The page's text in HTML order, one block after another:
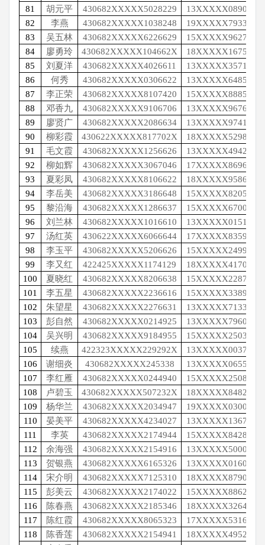
81
胡元平 430682XXXXX5028229
13XXXXX0890
82
李燕 430682XXXXX1038248
19XXXXX7933
83
吴五林 430682XXXXX6226629
15XXXXX9627
84
廖勇玲 430682XXXXX104662X
18XXXXX1675
85
刘夏洋 430682XXXXX4026611
13XXXXX3571
86
何秀 430682XXXXX0306622
13XXXXX6485
87
李正荣 430682XXXXX8107420
15XXXXX8885
88
邓香九 430682XXXXX9106706
13XXXXX9676
89
廖贤广 430682XXXXX2086634
13XXXXX9741
90
柳彩霞 430622XXXXX817702X
18XXXXX5298
91
毛文霞 430682XXXXX1256626
13XXXXX4942
92
柳如辉 430682XXXXX3067046
17XXXXX8696
93
夏彩凤 430682XXXXX8106622
18XXXXX9586
94
李岳美 430682XXXXX3186648
15XXXXX8205
95
黎沿海 430682XXXXX1286637
15XXXXX6700
96
刘兰林 430682XXXXX1016610
13XXXXX0151
97
汤红英 430622XXXXX6066644
17XXXXX8359
98
李玉平 430682XXXXX5206626
15XXXXX2499
99
李又红 422425XXXXX1174129
18XXXXX4170
100
夏晓红 430682XXXXX8206638
15XXXXX2287
101
李五星 430682XXXXX2236616
15XXXXX3389
102
朱望星 430682XXXXX2276631
13XXXXX7133
103
彭自然 430682XXXXX0214925
13XXXXX7960
104
吴兴明 430682XXXXX9184955
15XXXXX2503
105
续燕 422323XXXXX229292X
13XXXXX0037
106
谢细炎 430682XXXXX245338
13XXXXX0655
107
李红雁 430682XXXXX0244940
15XXXXX2508
108
卢碧玉 430682XXXXX507232X
18XXXXX8482
109
杨华兰 430682XXXXX2034947
19XXXXX0300
110
晏美平 430682XXXXX4234027
13XXXXX1367
111
李英 430682XXXXX2174944
15XXXXX8428
112
余海强 430682XXXXX2154916
13XXXXX5000
113
贺银燕 430682XXXXX6165326
13XXXXX0160
114
宋介明 430682XXXXX7125310
18XXXXX8790
115
彭美云 430682XXXXX2174022
15XXXXX8862
116
陈春燕 430682XXXXX2185346
18XXXXX3264
117
陈红霞 430682XXXXX8065323
17XXXXX5316
118
陈香莲 430682XXXXX2154941
18XXXXX4952